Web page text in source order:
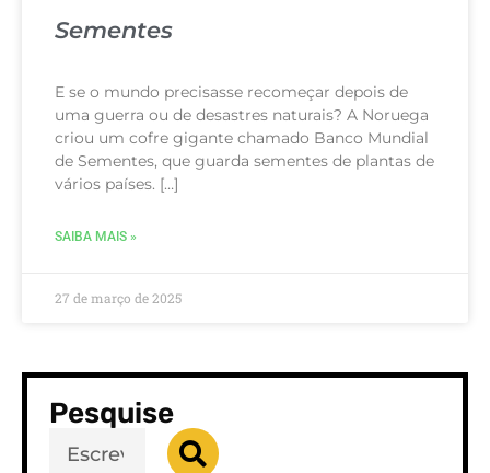
Sementes
E se o mundo precisasse recomeçar depois de
uma guerra ou de desastres naturais? A Noruega
criou um cofre gigante chamado Banco Mundial
de Sementes, que guarda sementes de plantas de
vários países. […]
SAIBA MAIS »
27 de março de 2025
Pesquise